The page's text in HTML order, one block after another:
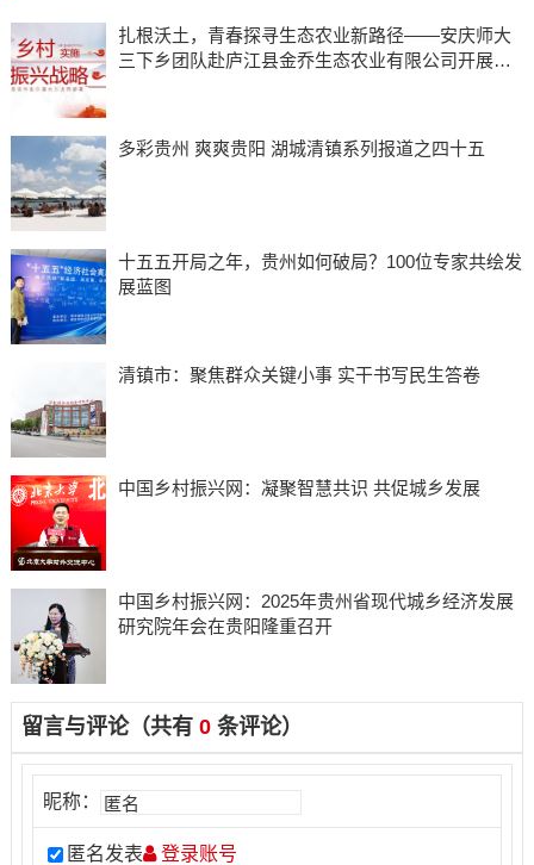
扎根沃土，青春探寻生态农业新路径——安庆师大
三下乡团队赴庐江县金乔生态农业有限公司开展调
多彩贵州 爽爽贵阳 湖城清镇系列报道之四十五
十五五开局之年，贵州如何破局？100位专家共绘发
展蓝图
清镇市：聚焦群众关键小事 实干书写民生答卷
中国乡村振兴网：凝聚智慧共识 共促城乡发展
中国乡村振兴网：2025年贵州省现代城乡经济发展
研究院年会在贵阳隆重召开
留言与评论（共有 0条评论）
昵称：
匿名发表 登录账号